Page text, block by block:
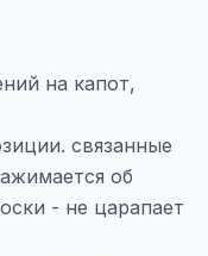
на капот,
связанные
об
- не царапает